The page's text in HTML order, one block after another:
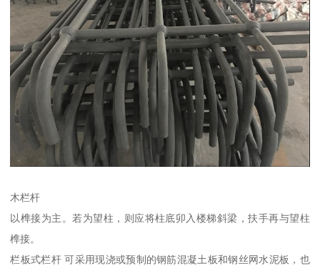
木栏杆
以榫接为主。若为望柱，则应将柱底卯入楼梯斜梁，扶手再与望柱
榫接。
栏板式栏杆 可采用现浇或预制的钢筋混凝土板和钢丝网水泥板，也